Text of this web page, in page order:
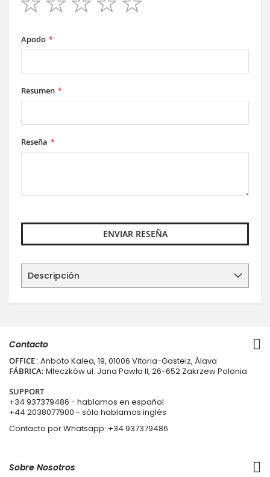
Apodo
Resumen
Reseña
ENVIAR RESEÑA
Descripción
Contacto
OFFICE : Anboto Kalea, 19, 01006 Vitoria-Gasteiz, Álava
FÁBRICA: Mleczków ul. Jana Pawła II, 26-652 Zakrzew Polonia
SUPPORT
+34 937379486 - hablamos en español
+44 2038077900 - sólo hablamos inglés
Contacto por Whatsapp: +34 937379486
Sobre Nosotros